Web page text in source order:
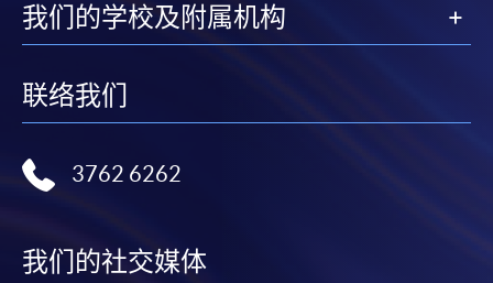
我们的学校及附属机构
联络我们
3762 6262
我们的社交媒体